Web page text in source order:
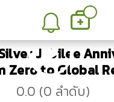
Jubilee
Zero to Global
0.0 (0 ลำดับ)